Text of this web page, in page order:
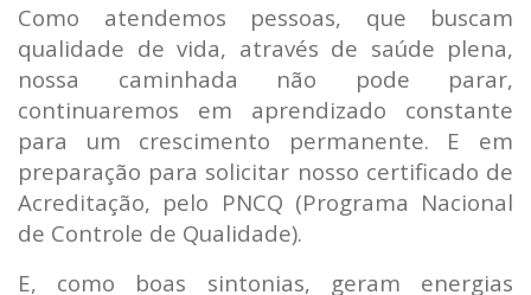
Como atendemos pessoas, que buscam
qualidade de vida, através de saúde plena,
nossa caminhada não pode parar,
continuaremos em aprendizado constante
para um crescimento permanente. E em
preparação para solicitar nosso certificado de
Acreditação, pelo PNCQ (Programa Nacional
de Controle de Qualidade).
E, como boas sintonias, geram energias